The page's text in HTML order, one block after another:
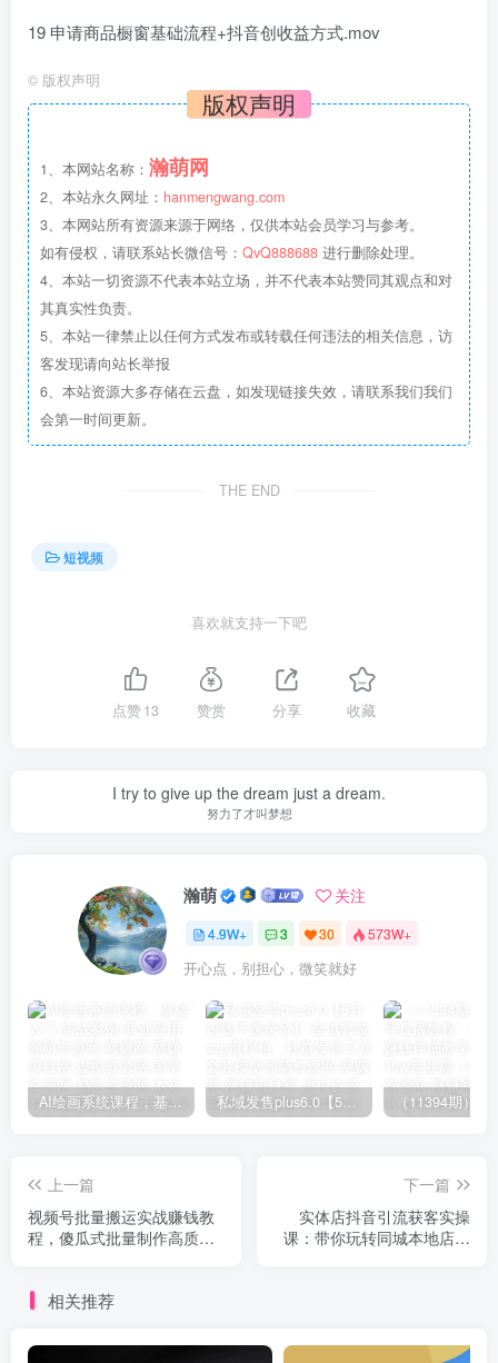
19 申请商品橱窗基础流程+抖音创收益方式.mov
© 版权声明
版权声明
1、本网站名称： 瀚萌网
2、本站永久网址： hanmengwang.com
3、本网站所有资源来源于网络，仅供本站会员学习与参考。
如有侵权，请联系站长微信号： QvQ888688 进行删除处理。
4、本站一切资源不代表本站立场，并不代表本站赞同其观点和对
其真实性负责。
5、本站一律禁止以任何方式发布或转载任何违法的相关信息，访
客发现请向站长举报
6、本站资源大多存储在云盘，如发现链接失效，请联系我们我们
会第一时间更新。
THE END
短视频
喜欢就支持一下吧
点赞13 赞赏 分享 收藏
I try to give up the dream just a dream.
努力了才叫梦想
瀚萌 关注
4.9W+ 3 30 573W+
开心点，别担心，微笑就好
AI绘画系统课程，基础入门-实战案例-商业应用 私域发售plus6.0【5月份线下课录音】/全域套装sop流程包，社群发售工具套装模型
上一篇
视频号批量搬运实战赚钱教
程，傻瓜式批量制作高质量
下一篇
实体店抖音引流获客实操
课：带你玩转同城本地店抖
相关推荐